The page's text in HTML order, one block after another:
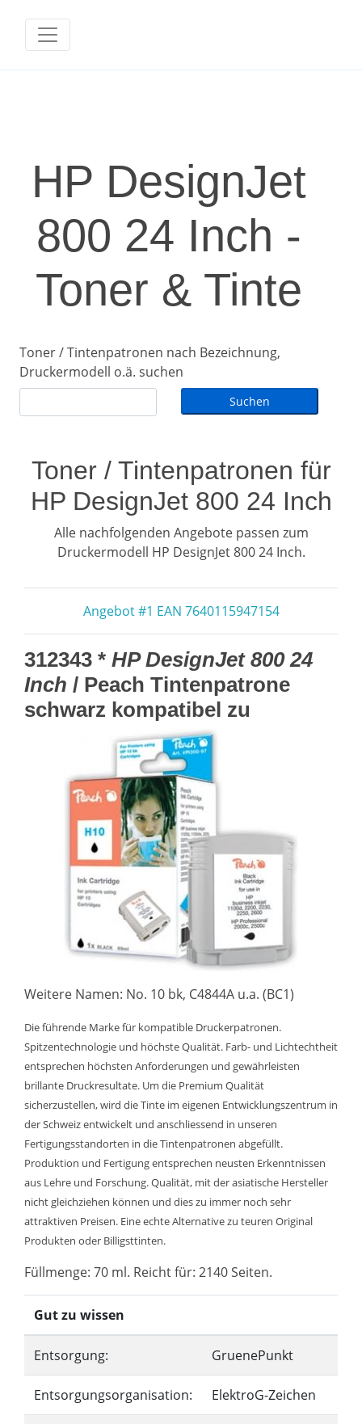
HP DesignJet
800 24 Inch -
Toner & Tinte
Toner / Tintenpatronen nach Bezeichnung,
Druckermodell o.ä. suchen
Toner / Tintenpatronen für
HP DesignJet 800 24 Inch
Alle nachfolgenden Angebote passen zum
Druckermodell HP DesignJet 800 24 Inch.
Angebot #1 EAN 7640115947154
312343 * HP DesignJet 800 24
Inch / Peach Tintenpatrone
schwarz kompatibel zu
Weitere Namen: No. 10 bk, C4844A u.a. (BC1)
Die führende Marke für kompatible Druckerpatronen.
Spitzentechnologie und höchste Qualität. Farb- und Lichtechtheit
entsprechen höchsten Anforderungen und gewährleisten
brillante Druckresultate. Um die Premium Qualität
sicherzustellen, wird die Tinte im eigenen Entwicklungszentrum in
der Schweiz entwickelt und anschliessend in unseren
Fertigungsstandorten in die Tintenpatronen abgefüllt.
Produktion und Fertigung entsprechen neusten Erkenntnissen
aus Lehre und Forschung. Qualität, mit der asiatische Hersteller
nicht gleichziehen können und dies zu immer noch sehr
attraktiven Preisen. Eine echte Alternative zu teuren Original
Produkten oder Billigsttinten.
Füllmenge: 70 ml. Reicht für: 2140 Seiten.
Gut zu wissen
Entsorgung: GruenePunkt
Entsorgungsorganisation: ElektroG-Zeichen